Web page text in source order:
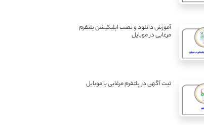
آموزش دانلود و نصب اپلیکیشن پلتفرم
مرغابی در موبایل
ثبت آگهی در پلتفرم مرغابی با موبایل